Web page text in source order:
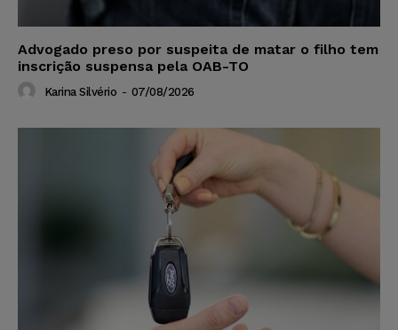
Advogado preso por suspeita de matar o filho tem
inscrição suspensa pela OAB-TO
Karina Silvério - 07/08/2026